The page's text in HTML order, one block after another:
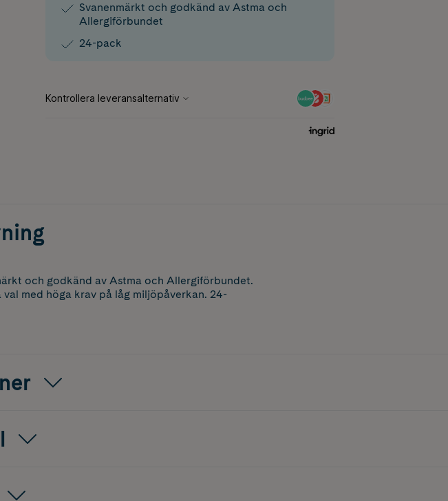
Svanenmärkt och godkänd av Astma och
Allergiförbundet
24-pack
och godkänd av Astma och Allergiförbundet.
med höga krav på låg miljöpåverkan. 24-